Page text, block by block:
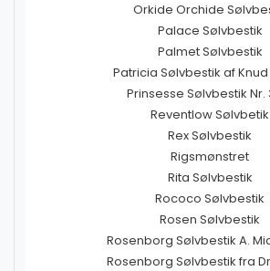
Orkide Orchide
Palace Sølvbestik
Palmet Sølvbestik
Patricia Sølvbestik af
Prinsesse Sølvbestik Nr.
Reventlow Sølvbetik
Rex Sølvbestik
Rigsmønstret
Rita Sølvbestik
Rococo Sølvbestik
Rosen Sølvbestik
Rosenborg Sølvbestik A.
Rosenborg Sølvbestik fra